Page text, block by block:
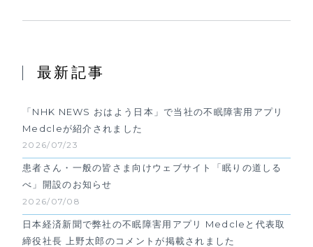
最新記事
2026/07/23
「NHK NEWS おはよう日本」で当社の不眠障害用アプリ
Medcleが紹介されました
2026/07/08
患者さん・一般の皆さま向けウェブサイト「眠りの道しる
べ」開設のお知らせ
日本経済新聞で弊社の不眠障害用アプリ Medcleと代表取
締役社長 上野太郎のコメントが掲載されました